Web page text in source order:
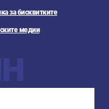
за бисквитките
медии